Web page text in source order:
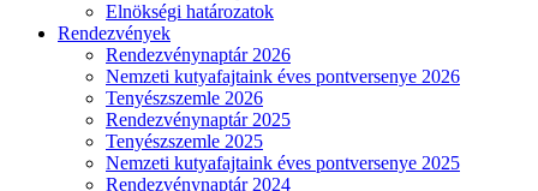
Elnökségi határozatok
Rendezvények
Rendezvénynaptár 2026
Nemzeti kutyafajtaink éves pontversenye 2026
Tenyészszemle 2026
Rendezvénynaptár 2025
Tenyészszemle 2025
Nemzeti kutyafajtaink éves pontversenye 2025
Rendezvénynaptár 2024